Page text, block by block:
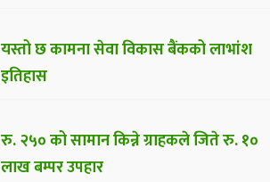
यस्तो छ कामना सेवा विकास बैंकको लाभांश
इतिहास
रु. २५० को सामान किन्ने ग्राहकले जिते रु. १०
लाख बम्पर उपहार